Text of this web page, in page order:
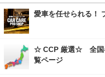
愛車を任せられる！
☆ CCP 厳選☆ 全国
覧ページ